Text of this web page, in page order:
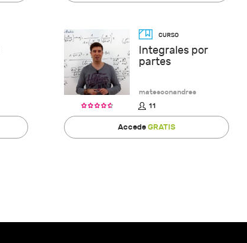
Integrales por
partes
matesconandres
11
AccedeGRATIS